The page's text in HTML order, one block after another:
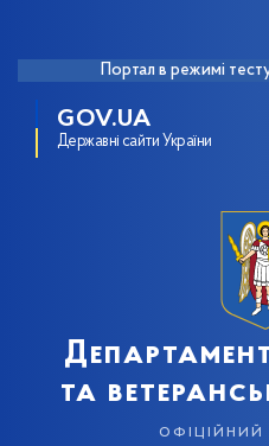
Портал в режимі
GOV.UA
Державні сайти України
та
офіційний